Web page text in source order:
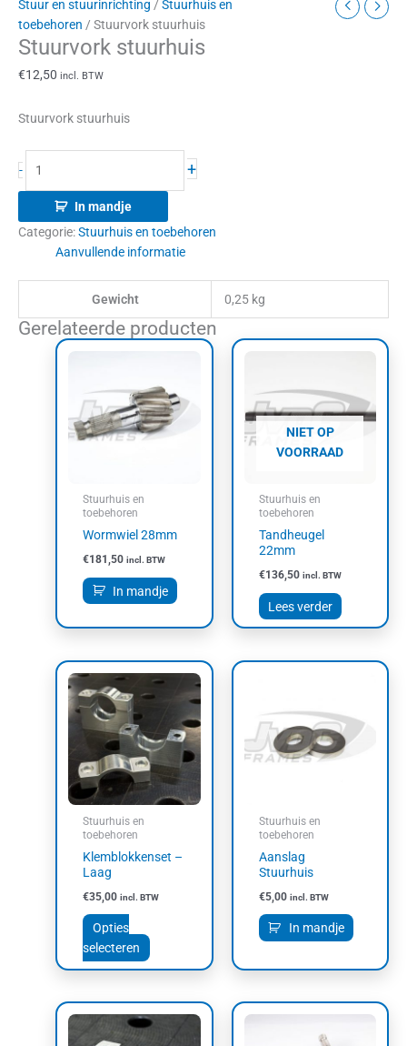
Stuur en stuurinrichting / Stuurhuis en
toebehoren / Stuurvork stuurhuis
Stuurvork stuurhuis
€12,50 incl. BTW
Stuurvork stuurhuis
- +
In mandje
Categorie:Stuurhuis en toebehoren
Aanvullende informatie
Gewicht 0,25 kg
Gerelateerde producten
Stuurhuis en
toebehoren
Wormwiel 28mm
€181,50 incl. BTW
In mandje
NIET OP
VOORRAAD
Stuurhuis en
toebehoren
Tandheugel
22mm
€136,50 incl. BTW
Lees verder
Stuurhuis en
toebehoren
Klemblokkenset –
Laag
€35,00 incl. BTW
Opties
selecteren
Dit
product
meerdere
variaties.
Deze
worden
de
Stuurhuis en
toebehoren
Aanslag
Stuurhuis
€5,00 incl. BTW
In mandje